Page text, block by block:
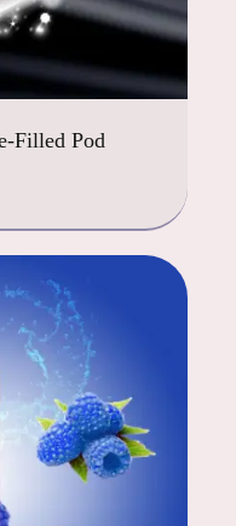
Filled Pod